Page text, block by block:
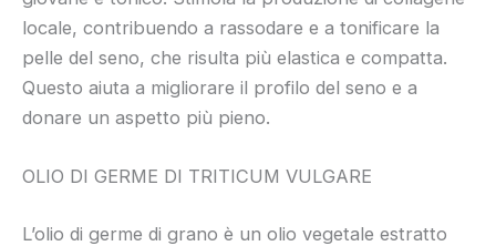
locale, contribuendo a rassodare e a tonificare la
pelle del seno, che risulta più elastica e compatta.
Questo aiuta a migliorare il profilo del seno e a
donare un aspetto più pieno.
OLIO DI GERME DI TRITICUM VULGARE
L’olio di germe di grano è un olio vegetale estratto